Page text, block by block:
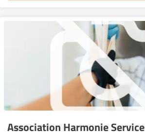
Association Harmonie